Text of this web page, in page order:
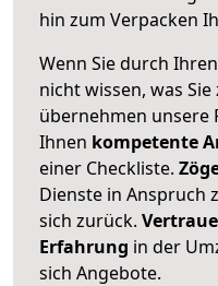
hin zum Verpacken
Wenn Sie durch
nicht wissen, was
übernehmen unsere
Ihnen kompetente
einer Checkliste.
Dienste in Anspruch
sich zurück.
Erfahrung in der
sich Angebote.